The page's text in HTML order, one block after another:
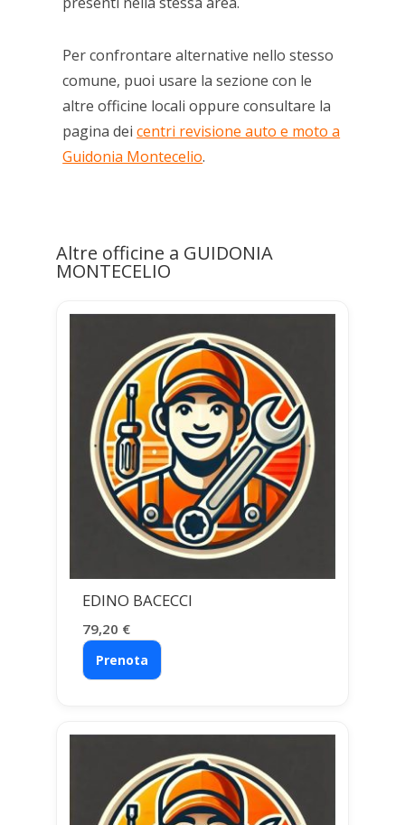
Per confrontare alternative nello stesso
comune, puoi usare la sezione con le
altre officine locali oppure consultare la
pagina deicentri revisione auto e moto a
Guidonia Montecelio.
Altre officine a GUIDONIA
MONTECELIO
EDINO BACECCI
79,20 €
Prenota